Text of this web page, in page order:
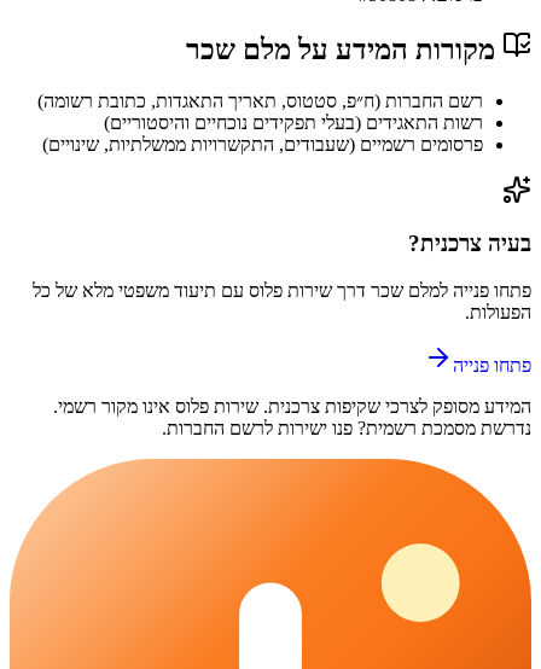
מקורות המידע על מלם שכר
רשם החברות (ח״פ, סטטוס, תאריך התאגדות, כתובת רשומה)
רשות התאגידים (בעלי תפקידים נוכחיים והיסטוריים)
פרסומים רשמיים (שעבודים, התקשרויות ממשלתיות, שינויים)
בעיה צרכנית?
פתחו פנייה למלם שכר דרך שירות פלוס עם תיעוד משפטי מלא של כל
הפעולות.
פתחו פנייה
המידע מסופק לצרכי שקיפות צרכנית. שירות פלוס אינו מקור רשמי.
נדרשת מסמכת רשמית? פנו ישירות לרשם החברות.